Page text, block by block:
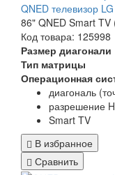
QNED телевизор
86" QNED Smart TV
Код товара: 125998
Размер диагонали
Тип матрицы
Операционная
диагональ
разрешение
Smart TV
В избранное
Сравнить